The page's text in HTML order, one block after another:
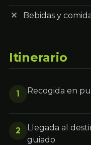
Bebidas y
Itinerario
1 Recogida en
2
Llegada al
guiado